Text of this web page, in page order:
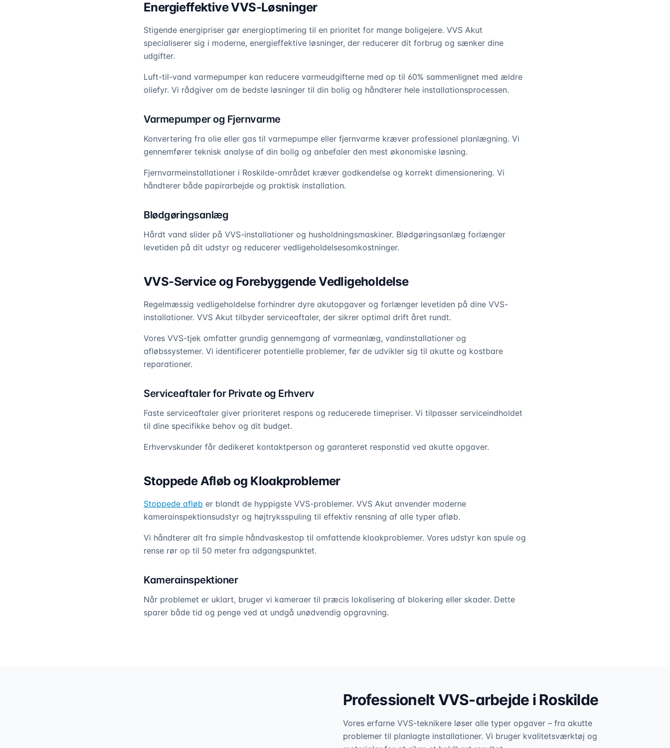
Energieffektive VVS-Løsninger
Stigende energipriser gør energioptimering til en prioritet for mange boligejere. VVS Akut
specialiserer sig i moderne, energieffektive løsninger, der reducerer dit forbrug og sænker dine
udgifter.
Luft-til-vand varmepumper kan reducere varmeudgifterne med op til 60% sammenlignet med ældre
oliefyr. Vi rådgiver om de bedste løsninger til din bolig og håndterer hele installationsprocessen.
Varmepumper og Fjernvarme
Konvertering fra olie eller gas til varmepumpe eller fjernvarme kræver professionel planlægning. Vi
gennemfører teknisk analyse af din bolig og anbefaler den mest økonomiske løsning.
Fjernvarmeinstallationer i Roskilde-området kræver godkendelse og korrekt dimensionering. Vi
håndterer både papirarbejde og praktisk installation.
Blødgøringsanlæg
Hårdt vand slider på VVS-installationer og husholdningsmaskiner. Blødgøringsanlæg forlænger
levetiden på dit udstyr og reducerer vedligeholdelsesomkostninger.
VVS-Service og Forebyggende Vedligeholdelse
Regelmæssig vedligeholdelse forhindrer dyre akutopgaver og forlænger levetiden på dine VVS-
installationer. VVS Akut tilbyder serviceaftaler, der sikrer optimal drift året rundt.
Vores VVS-tjek omfatter grundig gennemgang af varmeanlæg, vandinstallationer og
afløbssystemer. Vi identificerer potentielle problemer, før de udvikler sig til akutte og kostbare
reparationer.
Serviceaftaler for Private og Erhverv
Faste serviceaftaler giver prioriteret respons og reducerede timepriser. Vi tilpasser serviceindholdet
til dine specifikke behov og dit budget.
Erhvervskunder får dedikeret kontaktperson og garanteret responstid ved akutte opgaver.
Stoppede Afløb og Kloakproblemer
Stoppede afløb er blandt de hyppigste VVS-problemer. VVS Akut anvender moderne
kamerainspektionsudstyr og højtryksspuling til effektiv rensning af alle typer afløb.
Vi håndterer alt fra simple håndvaskestop til omfattende kloakproblemer. Vores udstyr kan spule og
rense rør op til 50 meter fra adgangspunktet.
Kamerainspektioner
Når problemet er uklart, bruger vi kameraer til præcis lokalisering af blokering eller skader. Dette
sparer både tid og penge ved at undgå unødvendig opgravning.
Professionelt VVS-arbejde iRoskilde
Vores erfarne VVS-teknikere løser alle typer opgaver – fra akutte
problemer til planlagte installationer. Vi bruger kvalitetsværktøj og